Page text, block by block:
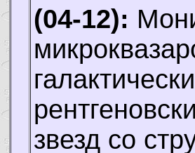
(04-12):
звезд со